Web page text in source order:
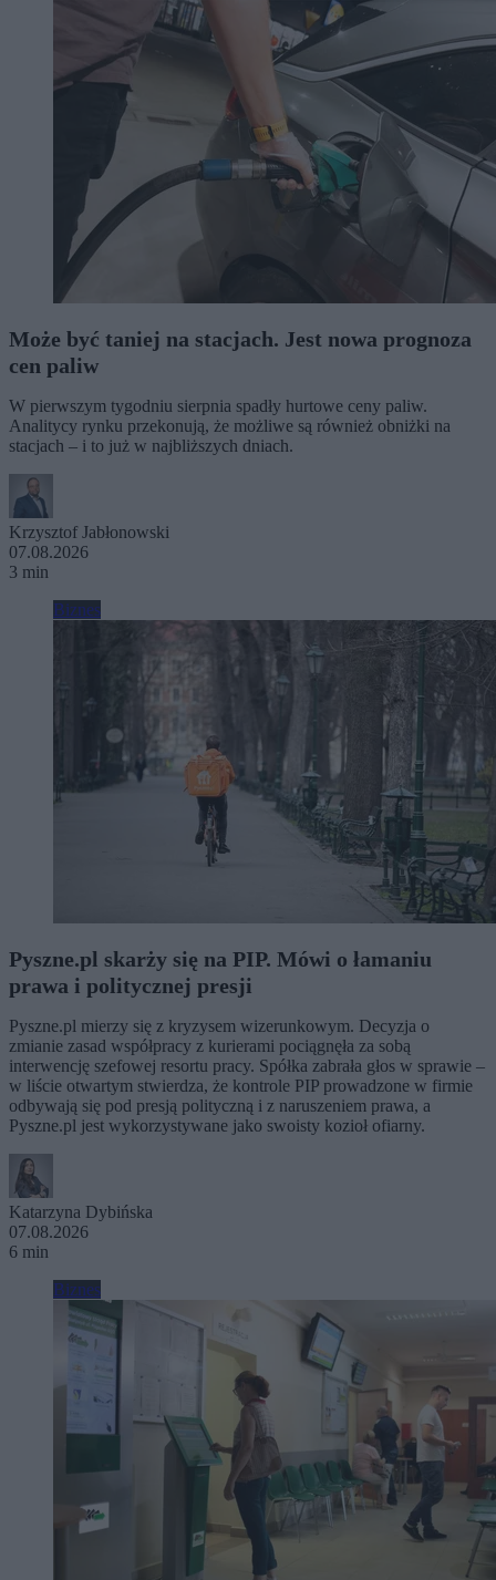
Może być taniej na stacjach. Jest nowa prognoza
cen paliw
W pierwszym tygodniu sierpnia spadły hurtowe ceny paliw.
Analitycy rynku przekonują, że możliwe są również obniżki na
stacjach – i to już w najbliższych dniach.
Krzysztof Jabłonowski
07.08.2026
3 min
Biznes
Pyszne.pl skarży się na PIP. Mówi o łamaniu
prawa i politycznej presji
Pyszne.pl mierzy się z kryzysem wizerunkowym. Decyzja o
zmianie zasad współpracy z kurierami pociągnęła za sobą
interwencję szefowej resortu pracy. Spółka zabrała głos w sprawie –
w liście otwartym stwierdza, że kontrole PIP prowadzone w firmie
odbywają się pod presją polityczną i z naruszeniem prawa, a
Pyszne.pl jest wykorzystywane jako swoisty kozioł ofiarny.
Katarzyna Dybińska
07.08.2026
6 min
Biznes